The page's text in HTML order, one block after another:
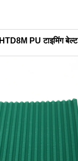
HTD8M PU टाइमिंग बेल्ट